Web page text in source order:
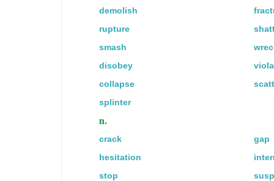
demolish
rupture
smash
disobey
collapse
splinter
n.
crack
gap
hesitation
stop